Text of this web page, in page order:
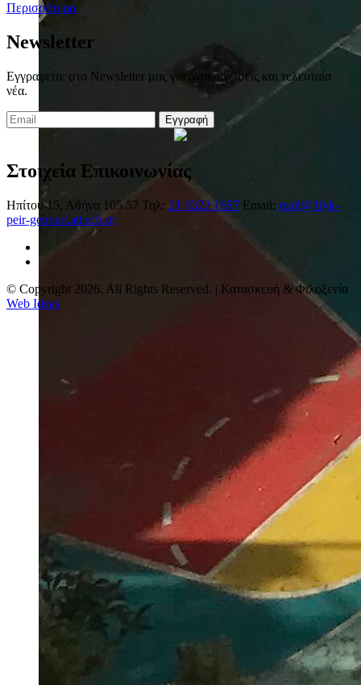
Περισσότερα
Newsletter
Εγγραφείτε στο Newsletter μας για ανακοινώσεις και τελευταία
νέα.
Εγγραφή
Στοιχεία Επικοινωνίας
Ηπίτου 15, Αθήνα 105 57 Τηλ: 21 0322 1687 Email: mail@1lyk-
peir-gennad.att.sch.gr
© Copyright 2026. All Rights Reserved. | Κατασκευή & Φιλοξενία
Web Ideas